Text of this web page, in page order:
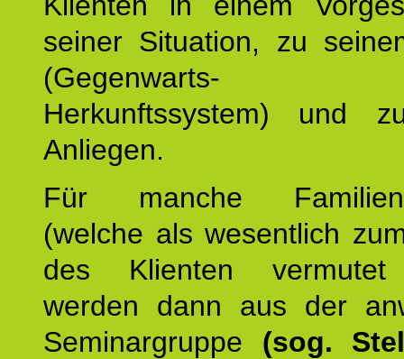
seiner Situation, zu
(Gegenwarts-
Herkunftssystem) und
Anliegen.
Für manche
(welche als wesentlich
des Klienten vermutet
werden dann aus der
Seminargruppe (sog.